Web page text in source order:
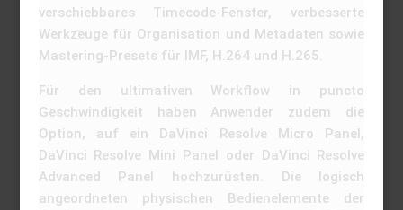
verschiebbares Timecode-Fenster, verbesserte
Werkzeuge für Organisation und Metadaten sowie
Mastering-Presets für IMF, H.264 und H.265.
Für den ultimativen Workflow in puncto
Geschwindigkeit haben Anwender zudem die
Option, auf ein DaVinci Resolve Micro Panel,
DaVinci Resolve Mini Panel oder DaVinci Resolve
Advanced Panel hochzurüsten. Die logisch
angeordneten physischen Bedienelemente der